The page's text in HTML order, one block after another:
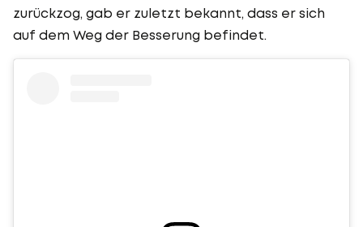
zurückzog, gab er zuletzt bekannt, dass er sich
auf dem Weg der Besserung befindet.